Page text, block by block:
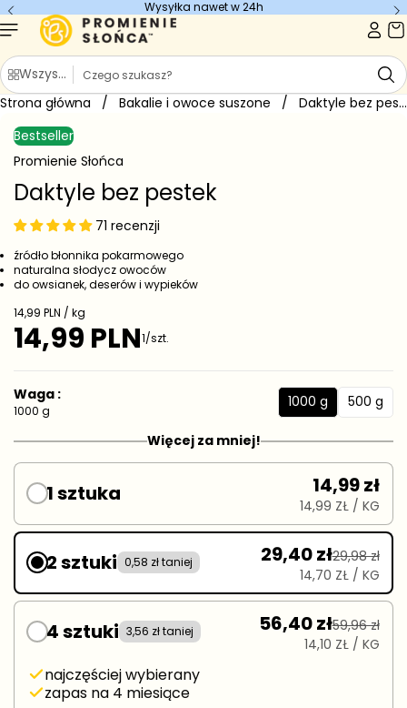
treści
Wysyłka nawet w 24h
Wszystkie kategorie
S
z
u
a
j
Strona główna / Bakalie i owoce suszone / Daktyle bez pestek
Przejdź do
o
produkcie
Bestseller
Promienie Słońca
Daktyle bez pestek
71 recenzji
źródło błonnika pokarmowego
naturalna słodycz owoców
do owsianek, deserów i wypieków
C
e
j
d
n
s
k
14,99 PLN / kg
C
n
a
r
g
u
n
14,99 PLN1/szt.
Waga :
1000 g
1
0
0
g
1000 g
5
0
g
500 g
Więcej za mniej!
1 sztuka 14,99 zł
14,99 ZŁ/ KG
2 sztuki 0,58 zł taniej 29,40 zł29,98 zł
14,70 ZŁ/ KG
4 sztuki 3,56 zł taniej 56,40 zł59,96 zł
14,10 ZŁ/ KG
najczęściej wybierany
zapas na 4 miesiące